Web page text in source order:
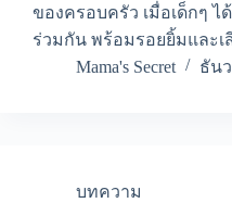
ของครอบครัว เมื่อเด็กๆ
ร่วมกัน พร้อมรอยยิ้มและเ
Mama's Secret
ธัน
บทความ